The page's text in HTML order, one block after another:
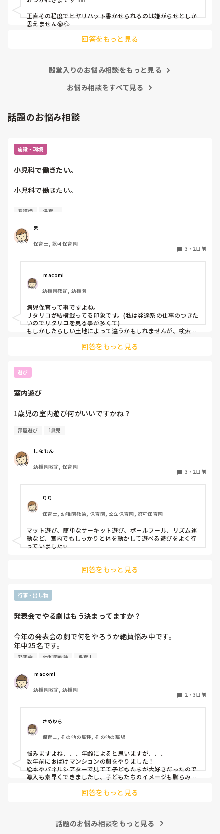
皆さんの園はどうですか?
正直その程度でヒヤリハット書かせられるのは嫌がらせとしか
思えません😭💦
回答をもっと見る
殿堂入りのお悩み相談をもっと見る
お悩み相談をすべて見る
話題のお悩み相談
施設・環境
小児科で働きたい。
小児科で働きたい。
今は保育園勤務ですが、
本当は小児科で保育士として
働きたいです。
しかし、地方なのかそのような求人が
ほぼなく、ホームページなどもチェック
していますが見つかりません😭
もともと、看護師を目指していたのもあって、、
もちろん医療的なことができないのは
わかっていますが💦
看護師 保育士
ま
保育士, 認可保育園
3 ・ 2日前
macomi
幼稚園教諭, 幼稚園
病児保育って事ですよね。
リタリコが結構載ってる印象です。(私は発達系の仕事のつきた
いのでリタリコを見る事が多くて)
もしかしたらしい土地によって違うかもしれませんが、検索し
回答をもっと見る
遊び
室内遊び
1歳児の室内遊び何がいいですかね？
部屋遊び 1歳児
しなもん
幼稚園教諭, 保育園
3 ・ 2日前
りり
保育士, 幼稚園教諭, 保育園, 公立保育園, 認可保育園
マット遊び、簡単なサーキット遊び、ボールプール、リズム運
動など、室内でもしっかりと体を動かして遊べる遊びをよく行
っていました✨
回答をもっと見る
行事・出し物
発表会でやる劇はもう決まってますか？
今年の発表会の劇で何をやろうか絶賛悩み中です。
年中25名です。
過去に「これは子どもたちも楽しんで大成功だった！」「観
ひ教えてほしいです！
発表会 幼稚園教諭 保育士
macomi
幼稚園教諭, 幼稚園
2 ・ 3日前
さめゆち
保育士, その他の職種, その他の職場
悩みますよね．．．年齢によると思いますが．．．
数年前におばけマンションの劇をやりました！
絵本やパネルシアターで見てて子どもたちが大好きだったので
導入も素早くできましたし、子どもたちのイメージも膨らみや
回答をもっと見る
話題のお悩み相談をもっと見る